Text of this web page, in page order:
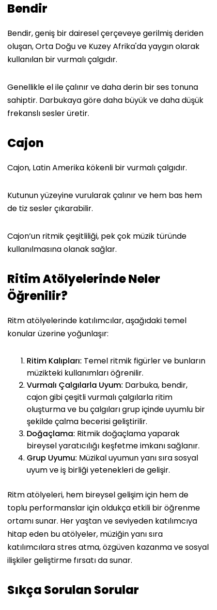
Bendir
Bendir, geniş bir dairesel çerçeveye gerilmiş deriden
oluşan, Orta Doğu ve Kuzey Afrika'da yaygın olarak
kullanılan bir vurmalı çalgıdır.
Genellikle el ile çalınır ve daha derin bir ses tonuna
sahiptir. Darbukaya göre daha büyük ve daha düşük
frekanslı sesler üretir.
Cajon
Cajon, Latin Amerika kökenli bir vurmalı çalgıdır.
Kutunun yüzeyine vurularak çalınır ve hem bas hem
de tiz sesler çıkarabilir.
Cajon’un ritmik çeşitliliği, pek çok müzik türünde
kullanılmasına olanak sağlar.
Ritim Atölyelerinde Neler
Öğrenilir?
Ritm atölyelerinde katılımcılar, aşağıdaki temel
konular üzerine yoğunlaşır:
⁠Ritim Kalıpları: Temel ritmik figürler ve bunların
müzikteki kullanımları öğrenilir.
⁠Vurmalı Çalgılarla Uyum: Darbuka, bendir,
cajon gibi çeşitli vurmalı çalgılarla ritim
oluşturma ve bu çalgıları grup içinde uyumlu bir
şekilde çalma becerisi geliştirilir.
⁠Doğaçlama: Ritmik doğaçlama yaparak
bireysel yaratıcılığı keşfetme imkanı sağlanır.
Grup Uyumu: Müzikal uyumun yanı sıra sosyal
uyum ve iş birliği yetenekleri de gelişir.
Ritm atölyeleri, hem bireysel gelişim için hem de
toplu performanslar için oldukça etkili bir öğrenme
ortamı sunar. Her yaştan ve seviyeden katılımcıya
hitap eden bu atölyeler, müziğin yanı sıra
katılımcılara stres atma, özgüven kazanma ve sosyal
ilişkiler geliştirme fırsatı da sunar.
Sıkça Sorulan Sorular